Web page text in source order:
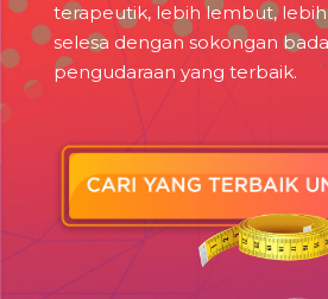
terapeutik, lebih lembut,
selesa dengan sokongan
pengudaraan yang terbaik.